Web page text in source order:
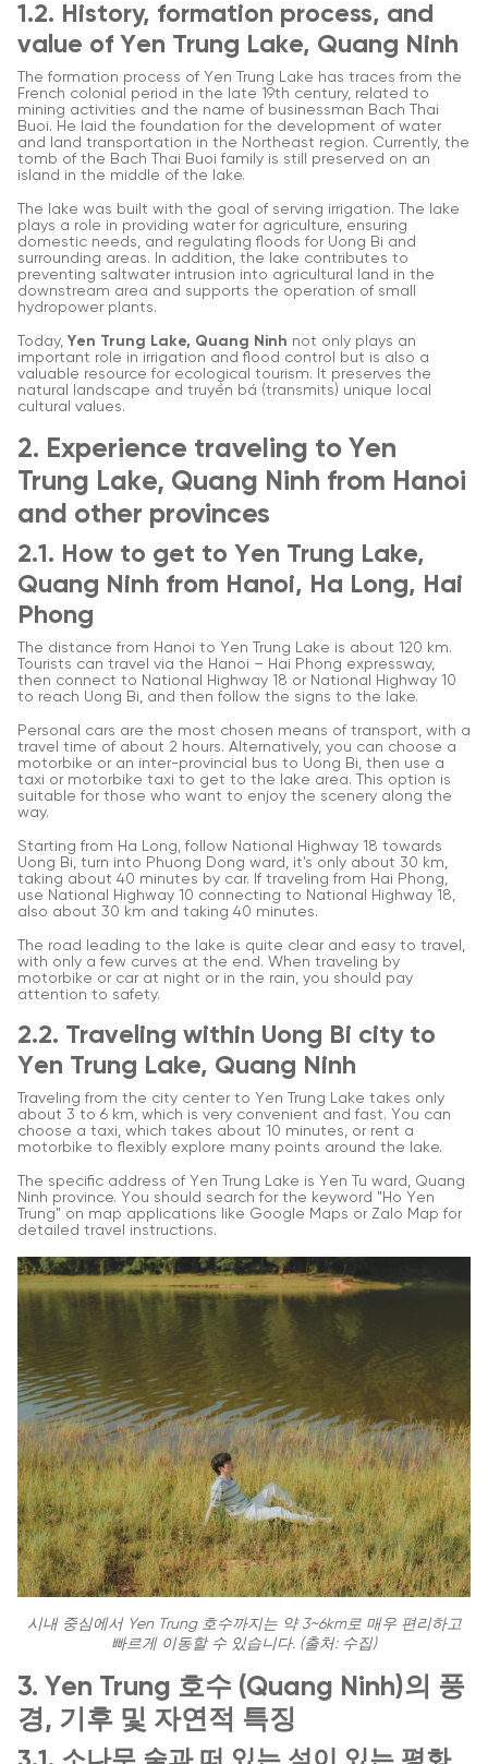
1.2. History, formation process, and
value of Yen Trung Lake, Quang Ninh
The formation process of Yen Trung Lake has traces from the
French colonial period in the late 19th century, related to
mining activities and the name of businessman Bach Thai
Buoi. He laid the foundation for the development of water
and land transportation in the Northeast region. Currently, the
tomb of the Bach Thai Buoi family is still preserved on an
island in the middle of the lake.
The lake was built with the goal of serving irrigation. The lake
plays a role in providing water for agriculture, ensuring
domestic needs, and regulating floods for Uong Bi and
surrounding areas. In addition, the lake contributes to
preventing saltwater intrusion into agricultural land in the
downstream area and supports the operation of small
hydropower plants.
Today, Yen Trung Lake, Quang Ninh not only plays an
important role in irrigation and flood control but is also a
valuable resource for ecological tourism. It preserves the
natural landscape and truyền bá (transmits) unique local
cultural values.
2. Experience traveling to Yen
Trung Lake, Quang Ninh from Hanoi
and other provinces
2.1. How to get to Yen Trung Lake,
Quang Ninh from Hanoi, Ha Long, Hai
Phong
The distance from Hanoi to Yen Trung Lake is about 120 km.
Tourists can travel via the Hanoi – Hai Phong expressway,
then connect to National Highway 18 or National Highway 10
to reach Uong Bi, and then follow the signs to the lake.
Personal cars are the most chosen means of transport, with a
travel time of about 2 hours. Alternatively, you can choose a
motorbike or an inter-provincial bus to Uong Bi, then use a
taxi or motorbike taxi to get to the lake area. This option is
suitable for those who want to enjoy the scenery along the
way.
Starting from Ha Long, follow National Highway 18 towards
Uong Bi, turn into Phuong Dong ward, it's only about 30 km,
taking about 40 minutes by car. If traveling from Hai Phong,
use National Highway 10 connecting to National Highway 18,
also about 30 km and taking 40 minutes.
The road leading to the lake is quite clear and easy to travel,
with only a few curves at the end. When traveling by
motorbike or car at night or in the rain, you should pay
attention to safety.
2.2. Traveling within Uong Bi city to
Yen Trung Lake, Quang Ninh
Traveling from the city center to Yen Trung Lake takes only
about 3 to 6 km, which is very convenient and fast. You can
choose a taxi, which takes about 10 minutes, or rent a
motorbike to flexibly explore many points around the lake.
The specific address of Yen Trung Lake is Yen Tu ward, Quang
Ninh province. You should search for the keyword "Ho Yen
Trung" on map applications like Google Maps or Zalo Map for
detailed travel instructions.
시내 중심에서 Yen Trung 호수까지는 약 3~6km로 매우 편리하고
빠르게 이동할 수 있습니다. (출처: 수집)
3. Yen Trung 호수 (Quang Ninh)의 풍
경, 기후 및 자연적 특징